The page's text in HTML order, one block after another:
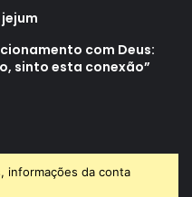
com Deus:
sinto esta conexão”
informações da conta